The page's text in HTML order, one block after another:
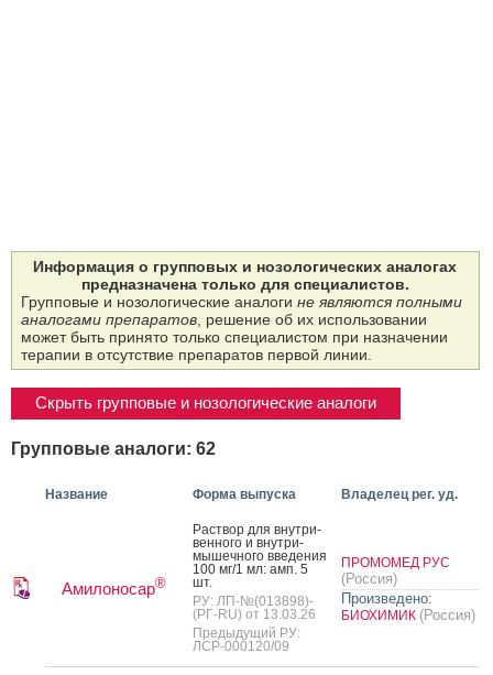
Информация о групповых и нозологических аналогах
предназначена только для специалистов.
Групповые и нозологические аналоги не являются полными
аналогами препаратов, решение об их использовании
может быть принято только специалистом при назначении
терапии в отсутствие препаратов первой линии.
Скрыть групповые и нозологические аналоги
Групповые аналоги: 62
Название Форма выпуска Владелец рег. уд.
Амилоносар®
Рас­твор для внут­ри­
вен­но­го и внут­ри­
мышеч­но­го вве­дения
100 мг/1 мл: амп. 5
шт.
РУ: ЛП-№(013898)-
(РГ-RU) от 13.03.26
Предыдущий РУ:
ЛСР-000120/09
ПРОМОМЕД РУС
(Россия)
Произведено:
БИОХИМИК (Россия)